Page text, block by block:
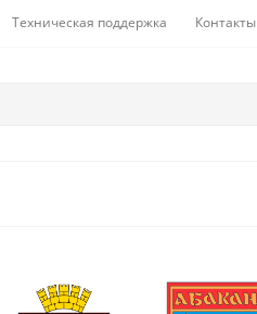
Техническая поддержка Контакты